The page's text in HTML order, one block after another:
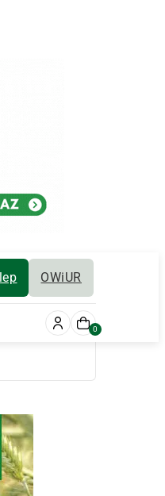
OWiUR
0